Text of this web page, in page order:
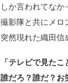
しか言われてなか
撮影隊と共にメロ
突然現れた織田信
「テレビで見た
誰だろ？誰だ？お